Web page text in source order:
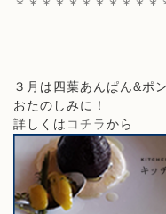
３月は四葉あんぱん&ポ
おたのしみに！
詳しくは コチラから